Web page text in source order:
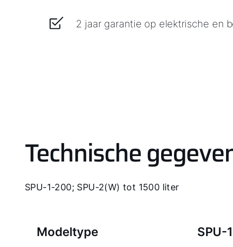
2 jaar garantie op elektrische en
Technische
SPU-1-200; SPU-2(W) tot 1500 liter
Modeltype SPU-